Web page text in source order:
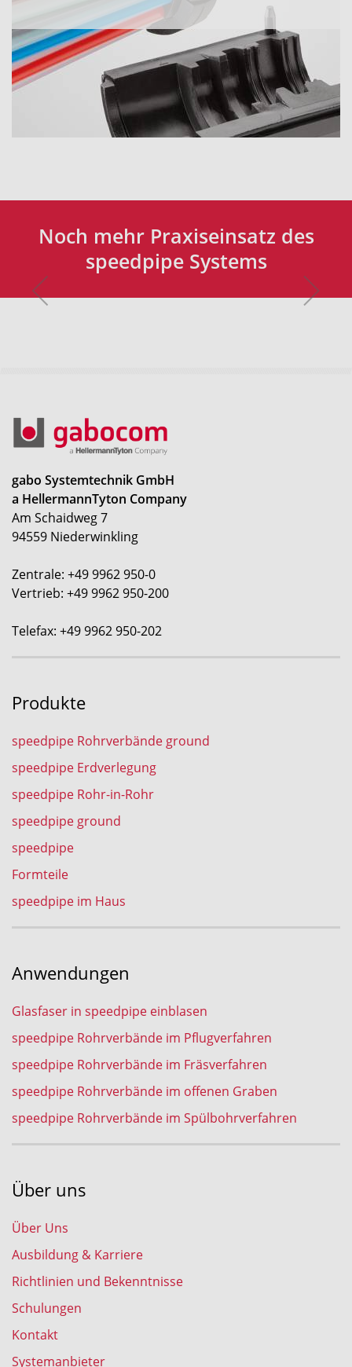
Noch mehr Praxiseinsatz des
speedpipe Systems
gabo Systemtechnik GmbH
a HellermannTyton Company
Am Schaidweg 7
94559 Niederwinkling
Zentrale: +49 9962 950-0
Vertrieb: +49 9962 950-200
Telefax: +49 9962 950-202
Produkte
speedpipe Rohrverbände ground
speedpipe Erdverlegung
speedpipe Rohr-in-Rohr
speedpipe ground
speedpipe
Formteile
speedpipe im Haus
Anwendungen
Glasfaser in speedpipe einblasen
speedpipe Rohrverbände im Pflugverfahren
speedpipe Rohrverbände im Fräsverfahren
speedpipe Rohrverbände im offenen Graben
speedpipe Rohrverbände im Spülbohrverfahren
Über uns
Über Uns
Ausbildung & Karriere
Richtlinien und Bekenntnisse
Schulungen
Kontakt
Systemanbieter